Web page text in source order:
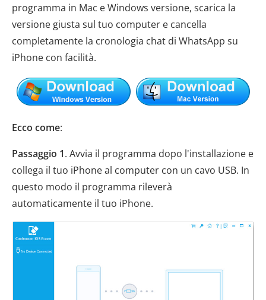
programma in Mac e Windows versione, scarica la
versione giusta sul tuo computer e cancella
completamente la cronologia chat di WhatsApp su
iPhone con facilità.
Ecco come:
Passaggio 1. Avvia il programma dopo l'installazione e
collega il tuo iPhone al computer con un cavo USB. In
questo modo il programma rileverà
automaticamente il tuo iPhone.